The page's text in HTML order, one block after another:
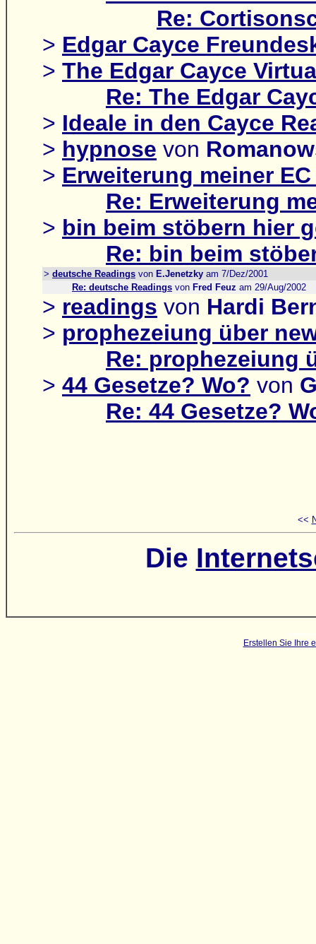
Re:
> Edgar Cayce
> The Edgar Cayce
Re: The Edgar
> Ideale in den Cayce
> hypnose von
> Erweiterung meiner
Re: Erweiterung
> bin beim stöbern hier
Re: bin beim
> deutsche Readings von E.Jenetzky am 7/Dez/2001
Re: deutsche Readings von Fred Feuz am 29/Aug/2002
> readings von Hardi
> prophezeiung über
Re: prophezeiung
> 44 Gesetze? Wo? von
Re: 44 Gesetze?
<<
Die
Erstellen Sie Ihre